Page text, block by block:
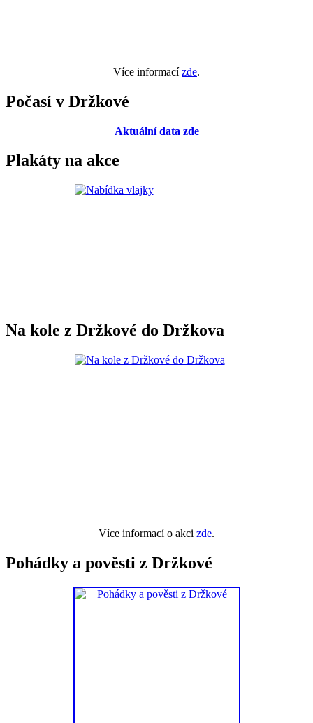
Více informacízde.
Počasí v Držkové
Aktuální data zde
Plakáty na akce
Na kole z Držkové do Držkova
Více informací o akci zde.
Pohádky a pověsti z Držkové